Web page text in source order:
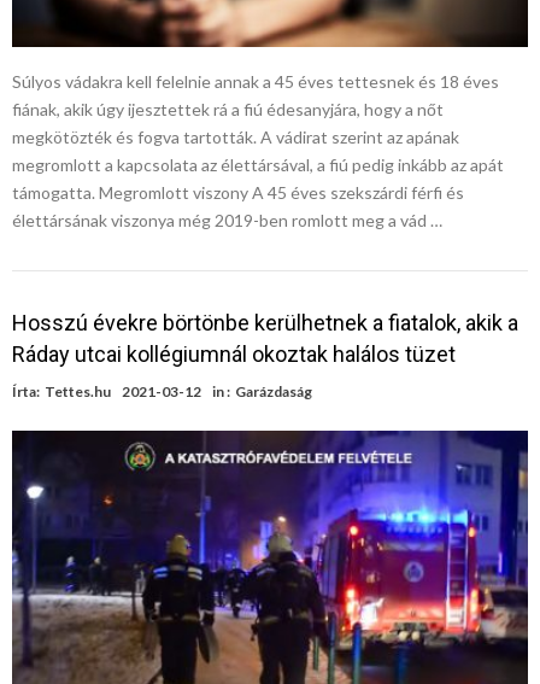
Súlyos vádakra kell felelnie annak a 45 éves tettesnek és 18 éves
fiának, akik úgy ijesztettek rá a fiú édesanyjára, hogy a nőt
megkötözték és fogva tartották. A vádirat szerint az apának
megromlott a kapcsolata az élettársával, a fiú pedig inkább az apát
támogatta. Megromlott viszony A 45 éves szekszárdi férfi és
élettársának viszonya még 2019-ben romlott meg a vád …
Hosszú évekre börtönbe kerülhetnek a fiatalok, akik a
Ráday utcai kollégiumnál okoztak halálos tüzet
Írta: Tettes.hu 2021-03-12 in : Garázdaság